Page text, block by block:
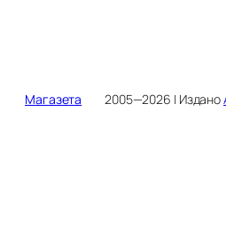
Магазета 2005—2026 | Издано